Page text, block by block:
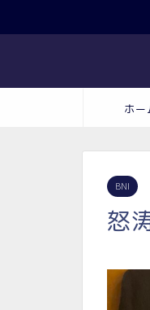
ホー
BNI
怒